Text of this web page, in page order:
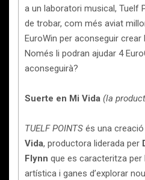
a un laboratori musical, Tuelf
de trobar, com més aviat
EuroWin per aconseguir crear
Només li podran ajudar 4
aconseguirà?
Suerte en Mi Vida (la
TUELF POINTS és una creació
Vida, productora liderada per
Flynn que es caracteritza
artística i ganes d’explorar